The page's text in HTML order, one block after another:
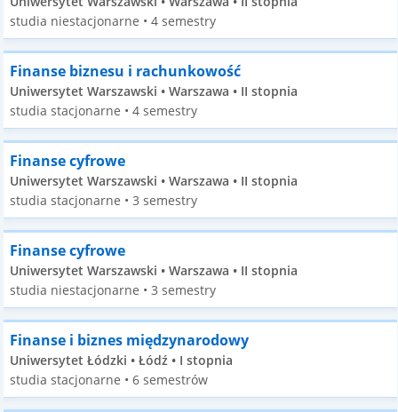
studia niestacjonarne • 4 semestry
Finanse biznesu i rachunkowość
Uniwersytet Warszawski • Warszawa • II stopnia
studia stacjonarne • 4 semestry
Finanse cyfrowe
Uniwersytet Warszawski • Warszawa • II stopnia
studia stacjonarne • 3 semestry
Finanse cyfrowe
Uniwersytet Warszawski • Warszawa • II stopnia
studia niestacjonarne • 3 semestry
Finanse i biznes międzynarodowy
Uniwersytet Łódzki • Łódź • I stopnia
studia stacjonarne • 6 semestrów